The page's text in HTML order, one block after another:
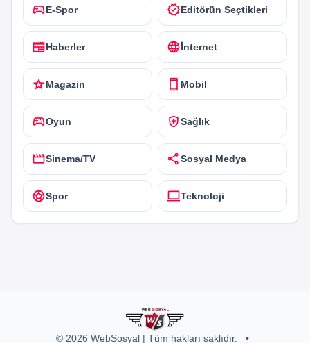
sports_esportsE-Spor verifiedEditörün Seçtikleri
newspaperHaberler languageİnternet
starMagazin smartphone Mobil
sports_esportsOyun health_and_safetySağlık
movieSinema/TV shareSosyal Medya
sports_soccerSpor computerTeknoloji
© 2026 WebSosyal | Tüm hakları saklıdır. •